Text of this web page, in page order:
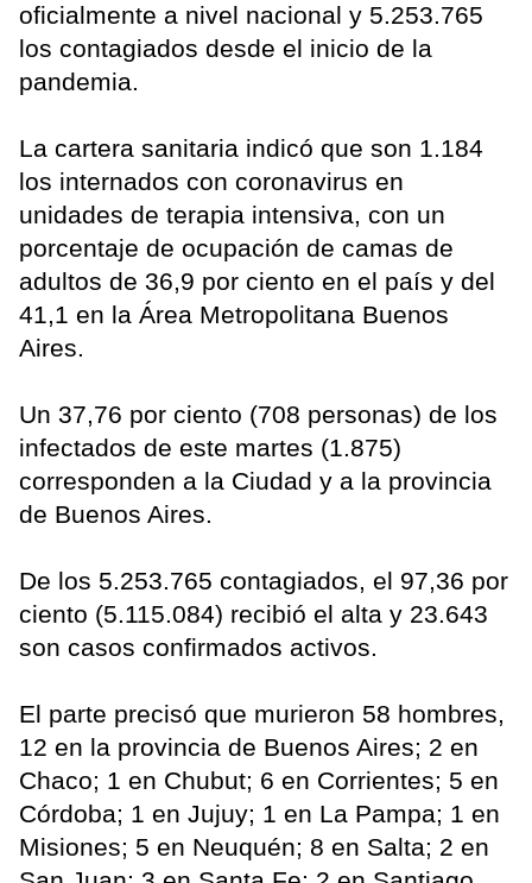
oficialmente a nivel nacional y 5.253.765
los contagiados desde el inicio de la
pandemia.
La cartera sanitaria indicó que son 1.184
los internados con coronavirus en
unidades de terapia intensiva, con un
porcentaje de ocupación de camas de
adultos de 36,9 por ciento en el país y del
41,1 en la Área Metropolitana Buenos
Aires.
Un 37,76 por ciento (708 personas) de los
infectados de este martes (1.875)
corresponden a la Ciudad y a la provincia
de Buenos Aires.
De los 5.253.765 contagiados, el 97,36 por
ciento (5.115.084) recibió el alta y 23.643
son casos confirmados activos.
El parte precisó que murieron 58 hombres,
12 en la provincia de Buenos Aires; 2 en
Chaco; 1 en Chubut; 6 en Corrientes; 5 en
Córdoba; 1 en Jujuy; 1 en La Pampa; 1 en
Misiones; 5 en Neuquén; 8 en Salta; 2 en